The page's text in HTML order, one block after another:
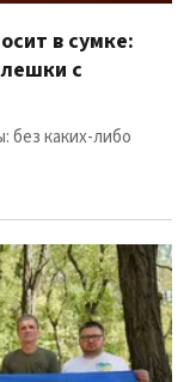
в сумке:
с
без каких-либо